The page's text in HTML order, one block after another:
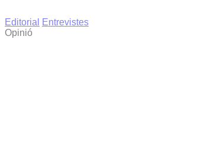
Editorial
Entrevistes
Opinió